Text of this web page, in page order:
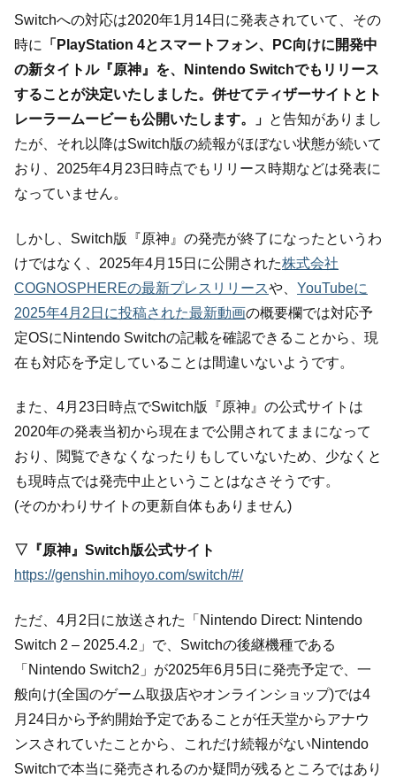
Switchへの対応は2020年1月14日に発表されていて、その
時に
「PlayStation 4とスマートフォン、PC向けに開発中
の新タイトル『原神』を、Nintendo Switchでもリリース
することが決定いたしました。併せてティザーサイトとト
レーラームービーも公開いたします。」 と告知がありまし
たが、それ以降はSwitch版の続報がほぼない状態が続いて
おり、2025年4月23日時点でもリリース時期などは発表に
なっていません。
しかし、Switch版『原神』の発売が終了になったというわ
けではなく、2025年4月15日に公開された株式会社
COGNOSPHEREの最新プレスリリースや、 YouTubeに
2025年4月2日に投稿された最新動画の概要欄では対応予
定OSにNintendo Switchの記載を確認できることから、現
在も対応を予定していることは間違いないようです。
また、4月23日時点でSwitch版『原神』の公式サイトは
2020年の発表当初から現在まで公開されてままになって
おり、閲覧できなくなったりもしていないため、少なくと
も現時点では発売中止ということはなさそうです。
(そのかわりサイトの更新自体もありません)
▽『原神』Switch版公式サイト
https://genshin.mihoyo.com/switch/#/
ただ、4月2日に放送された「Nintendo Direct: Nintendo
Switch 2 – 2025.4.2」で、Switchの後継機種である
「Nintendo Switch2」が2025年6月5日に発売予定で、一
般向け(全国のゲーム取扱店やオンラインショップ)では4
月24日から予約開始予定であることが任天堂からアナウ
ンスされていたことから、これだけ続報がないNintendo
Switchで本当に発売されるのか疑問が残るところではあり